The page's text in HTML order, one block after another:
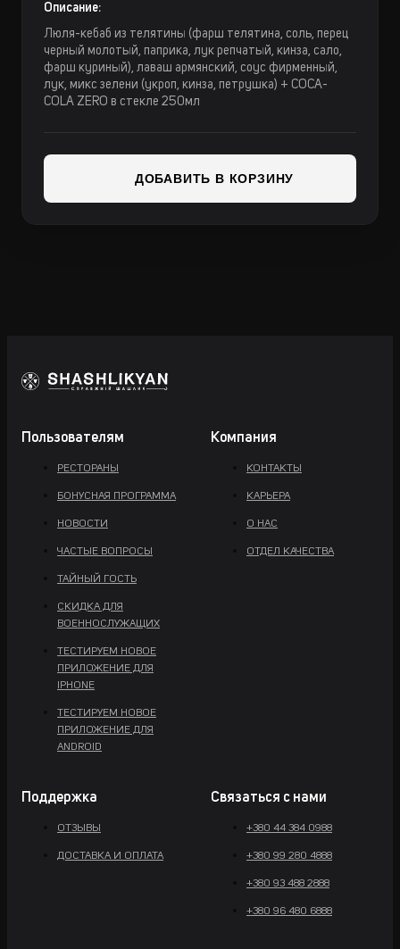
Описание:
Люля-кебаб из телятины (фарш телятина, соль, перец
черный молотый, паприка, лук репчатый, кинза, сало,
фарш куриный), лаваш армянский, соус фирменный,
лук, микс зелени (укроп, кинза, петрушка) + COCA-
COLA ZERO в стекле 250мл
ДОБАВИТЬ В КОРЗИНУ
Пользователям
РЕСТОРАНЫ
БОНУСНАЯ ПРОГРАММА
НОВОСТИ
ЧАСТЫЕ ВОПРОСЫ
ТАЙНЫЙ ГОСТЬ
СКИДКА ДЛЯ
ВОЕННОСЛУЖАЩИХ
ТЕСТИРУЕМ НОВОЕ
ПРИЛОЖЕНИЕ ДЛЯ
IPHONE
ТЕСТИРУЕМ НОВОЕ
ПРИЛОЖЕНИЕ ДЛЯ
ANDROID
Компания
КОНТАКТЫ
КАРЬЕРА
О НАС
ОТДЕЛ КАЧЕСТВА
Поддержка
ОТЗЫВЫ
ДОСТАВКА И ОПЛАТА
Связаться с нами
+380 44 384 0988
+380 99 280 4888
+380 93 488 2888
+380 96 480 6888